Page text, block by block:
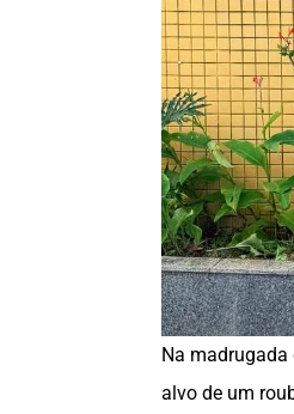
Na
alvo de um